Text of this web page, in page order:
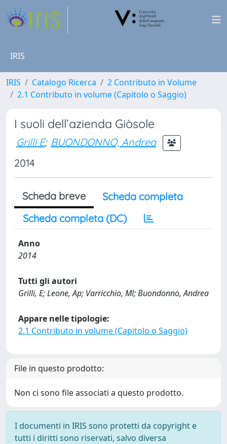
IRIS
IRIS Catalogo Ricerca
2 Contributo in Volume
2.1 Contributo in volume (Capitolo o Saggio)
I suoli dell’azienda Giòsole
Grilli E; BUONDONNO, Andrea
2014
Scheda breve
Scheda completa
Scheda completa (DC)
Anno
2014
Tutti gli autori
Grilli, E; Leone, Ap; Varricchio, Ml; Buondonno, Andrea
Appare nelle tipologie:
2.1 Contributo in volume (Capitolo o Saggio)
File in questo prodotto:
Non ci sono file associati a questo prodotto.
I documenti in IRIS sono protetti da copyright e
tutti i diritti sono riservati, salvo diversa